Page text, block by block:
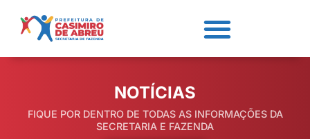
NOTÍCIAS
FIQUE POR DENTRO DE TODAS AS INFORMAÇÕES DA
SECRETARIA E FAZENDA